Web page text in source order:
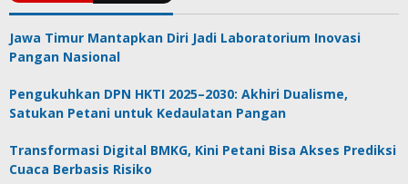
Jawa Timur Mantapkan Diri Jadi Laboratorium Inovasi
Pangan Nasional
Pengukuhkan DPN HKTI 2025–2030: Akhiri Dualisme,
Satukan Petani untuk Kedaulatan Pangan
Transformasi Digital BMKG, Kini Petani Bisa Akses Prediksi
Cuaca Berbasis Risiko